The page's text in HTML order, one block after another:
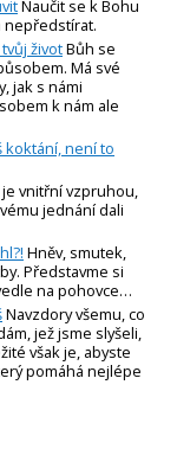
Naučit se k Bohu
nepředstírat.
životBůh se
Má své
jak s námi
k nám ale
koktání, není to
vnitřní vzpruhou,
jednání dali
Hněv, smutek,
Představme si
na pohovce…
Navzdory všemu, co
jež jsme slyšeli,
však je, abyste
pomáhá nejlépe